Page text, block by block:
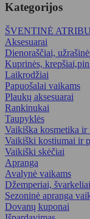
Kategorijos
ŠVENTINĖ
Aksesuarai
Dienoraščiai,
Kuprinės,
Laikrodžiai
Papuošalai vaikams
Plaukų aksesuarai
Rankinukai
Taupyklės
Vaikiška kosmetika ir
Vaikiški kostiumai ir
Vaikiški skėčiai
Apranga
Avalynė vaikams
Džemperiai,
Sezoninė apranga
Dovanų kuponai